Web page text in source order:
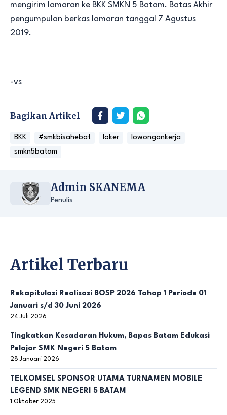
mengirim lamaran ke BKK SMKN 5 Batam. Batas Akhir
pengumpulan berkas lamaran tanggal 7 Agustus
2019.
-vs
Bagikan Artikel
BKK #smkbisahebat loker
lowongankerja
smkn5batam
Admin SKANEMA
Penulis
Artikel Terbaru
Rekapitulasi Realisasi BOSP 2026 Tahap 1 Periode 01
Januari s/d 30 Juni 2026
24 Juli 2026
Tingkatkan Kesadaran Hukum, Bapas Batam Edukasi
Pelajar SMK Negeri 5 Batam
28 Januari 2026
TELKOMSEL SPONSOR UTAMA TURNAMEN MOBILE
LEGEND SMK NEGERI 5 BATAM
1 Oktober 2025